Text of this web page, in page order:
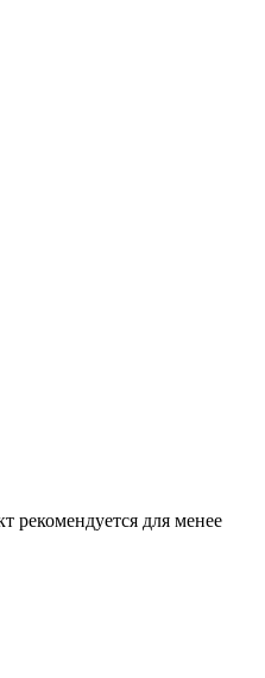
рекомендуется для менее